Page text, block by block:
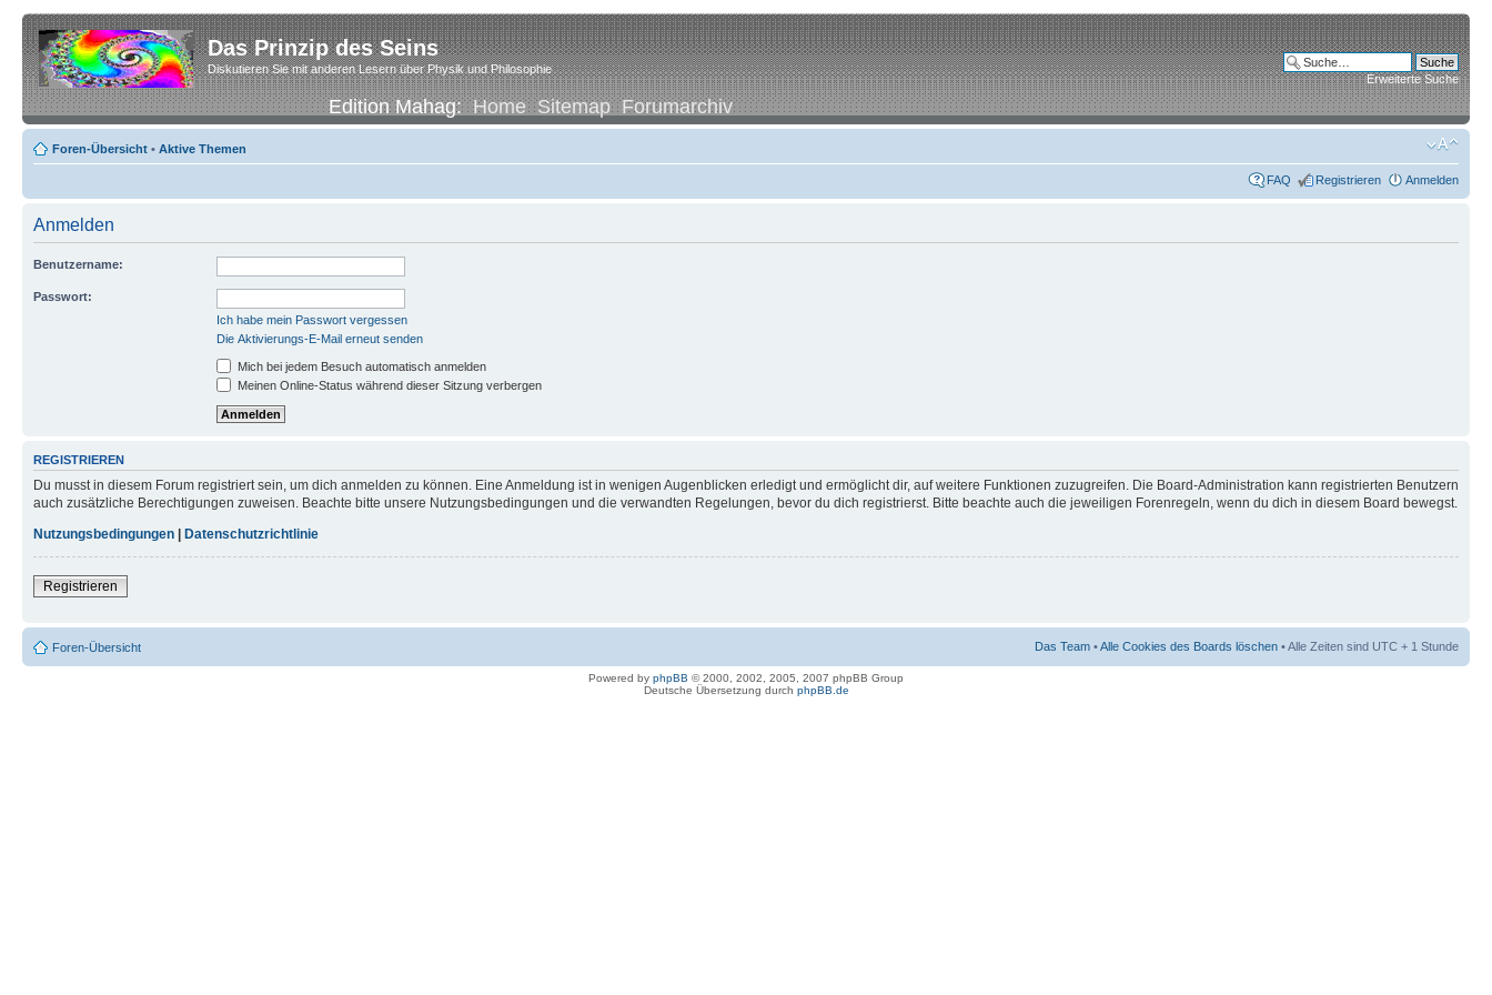
Das Prinzip des Seins
Diskutieren Sie mit anderen Lesern über Physik und Philosophie
Edition Mahag:Home Sitemap Forumarchiv
Erweiterte Suche
Foren-Übersicht • Aktive Themen
FAQ Registrieren Anmelden
Anmelden
Benutzername:
Passwort:
Ich habe mein Passwort vergessen
Die Aktivierungs-E-Mail erneut senden
Mich bei jedem Besuch automatisch anmelden
Meinen Online-Status während dieser Sitzung verbergen
REGISTRIEREN
Du musst in diesem Forum registriert sein, um dich anmelden zu können. Eine Anmeldung ist in wenigen Augenblicken erledigt und ermöglicht dir, auf weitere Funktionen zuzugreifen. Die Board-Administration kann registrierten Benutzern
auch zusätzliche Berechtigungen zuweisen. Beachte bitte unsere Nutzungsbedingungen und die verwandten Regelungen, bevor du dich registrierst. Bitte beachte auch die jeweiligen Forenregeln, wenn du dich in diesem Board bewegst.
Nutzungsbedingungen
Datenschutzrichtlinie
Registrieren
Foren-Übersicht Das Team •Alle Cookies des Boards löschen • Alle Zeiten sind UTC + 1 Stunde
Powered by phpBB © 2000, 2002, 2005, 2007 phpBB Group
Deutsche Übersetzung durch phpBB.de